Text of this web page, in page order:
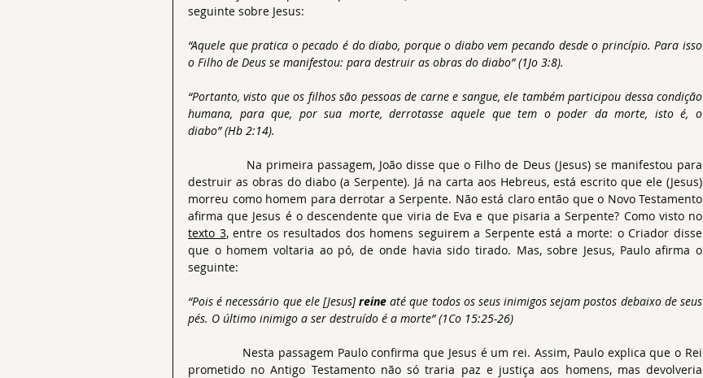
seguinte sobre Jesus:
“Aquele que pratica o pecado é do diabo, porque o diabo vem pecando desde o princípio. Para isso
o Filho de Deus se manifestou: para destruir as obras do diabo” (1Jo 3:8).
“Portanto, visto que os filhos são pessoas de carne e sangue, ele também participou dessa condição
humana, para que, por sua morte, derrotasse aquele que tem o poder da morte, isto é, o
diabo” (Hb 2:14).
Na primeira passagem, João disse que o Filho de Deus (Jesus) se manifestou para
destruir as obras do diabo (a Serpente). Já na carta aos Hebreus, está escrito que ele (Jesus)
morreu como homem para derrotar a Serpente. Não está claro então que o Novo Testamento
texto 3, entre os resultados dos homens seguirem a Serpente está a morte: o Criador disse
que o homem voltaria ao pó, de onde havia sido tirado. Mas, sobre Jesus, Paulo afirma o
seguinte:
“Pois é necessário que ele [Jesus] reine até que todos os seus inimigos sejam postos debaixo de seus
pés. O último inimigo a ser destruído é a morte” (1Co 15:25-26)
Nesta passagem Paulo confirma que Jesus é um rei. Assim, Paulo explica que o Rei
prometido no Antigo Testamento não só traria paz e justiça aos homens, mas devolveria